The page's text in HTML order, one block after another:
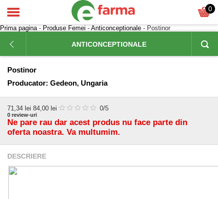
0
Prima pagina- Produse Femei - Anticonceptionale - Postinor
ANTICONCEPTIONALE
Postinor
Producator: Gedeon, Ungaria
71,34 lei 84,00 lei 0/5
0 review-uri
Ne pare rau dar acest produs nu face parte din
oferta noastra. Va multumim.
DESCRIERE